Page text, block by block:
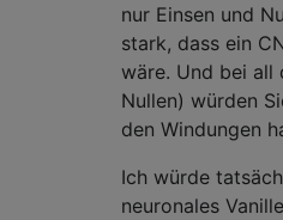
nur Einsen und
stark, dass ein
wäre. Und bei all
Nullen) würden
den Windungen
Ich würde
neuronales